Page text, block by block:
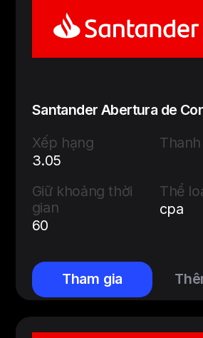
Santander Abertura de
Xếp hạng
3.05
Giữ khoảng thời
gian
60
Thể
cpa
Tham gia